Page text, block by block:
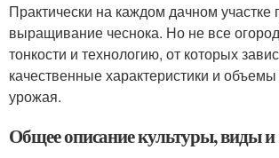
Практически на каждом дачном участке
выращивание чеснока. Но не все
тонкости и технологию, от которых
качественные характеристики и
урожая.
Общее описание культуры, виды и